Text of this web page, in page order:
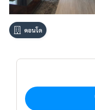
คอนโด